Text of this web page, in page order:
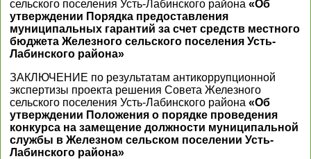
сельского поселения Усть-Лабинского района «Об
утверждении Порядка предоставления
муниципальных гарантий за счет средств местного
бюджета Железного сельского поселения Усть-
Лабинского района»
ЗАКЛЮЧЕНИЕ по результатам антикоррупционной
экспертизы проекта решения Совета Железного
сельского поселения Усть-Лабинского района «Об
утверждении Положения о порядке проведения
конкурса на замещение должности муниципальной
службы в Железном сельском поселении Усть-
Лабинского района»